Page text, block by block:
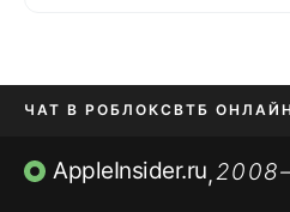
ЧАТ В РОБЛОКСВТБ ОНЛАЙН
ПРИЛОЖЕНИЯ APP STORE
AppleInsider.ru,